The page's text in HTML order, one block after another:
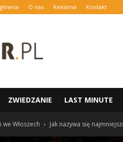
O nas Reklama Kontakt
ZWIEDZANIE LAST MINUTE
we Włoszech Jak nazywa się